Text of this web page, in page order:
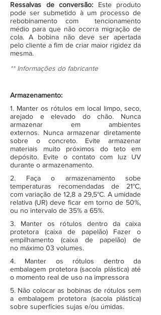
Ressalvas de conversão: Este produto
pode ser submetido à um processo de
rebobinamento com tencionamento
médio para que não ocorra migração de
cola. A bobina não deve ser apertada
pelo cliente a fim de criar maior rigidez da
mesma.
** Informações do fabricante
Armazenamento:
1. Manter os rótulos em local limpo, seco,
arejado e elevado do chão. Nunca
armazenar em ambientes
externos. Nunca armazenar diretamente
sobre o concreto. Evite armazenar
materiais muito próximos do teto em
depósito. Evite o contato com luz UV
durante o armazenamento.
2. Faça o armazenamento sobe
temperaturas recomendadas de 21°C,
com variação de 12,8 a 29,5°C. A umidade
relativa (UR) deve ficar em torno de 50%,
ou no intervalo de 35% a 65%.
3. Manter os rótulos dentro da caixa
protetora (caixa de papelão) Fazer o
empilhamento (caixa de papelão) de
no máximo 03 volumes.
4. Manter os rótulos dentro da
embalagem protetora (sacola plástica) até
o momento real de uso na impressora
5. Não colocar as bobinas de rótulos sem
a embalagem protetora (sacola plástica)
sobre superfícies sujas e/ou úmidas.